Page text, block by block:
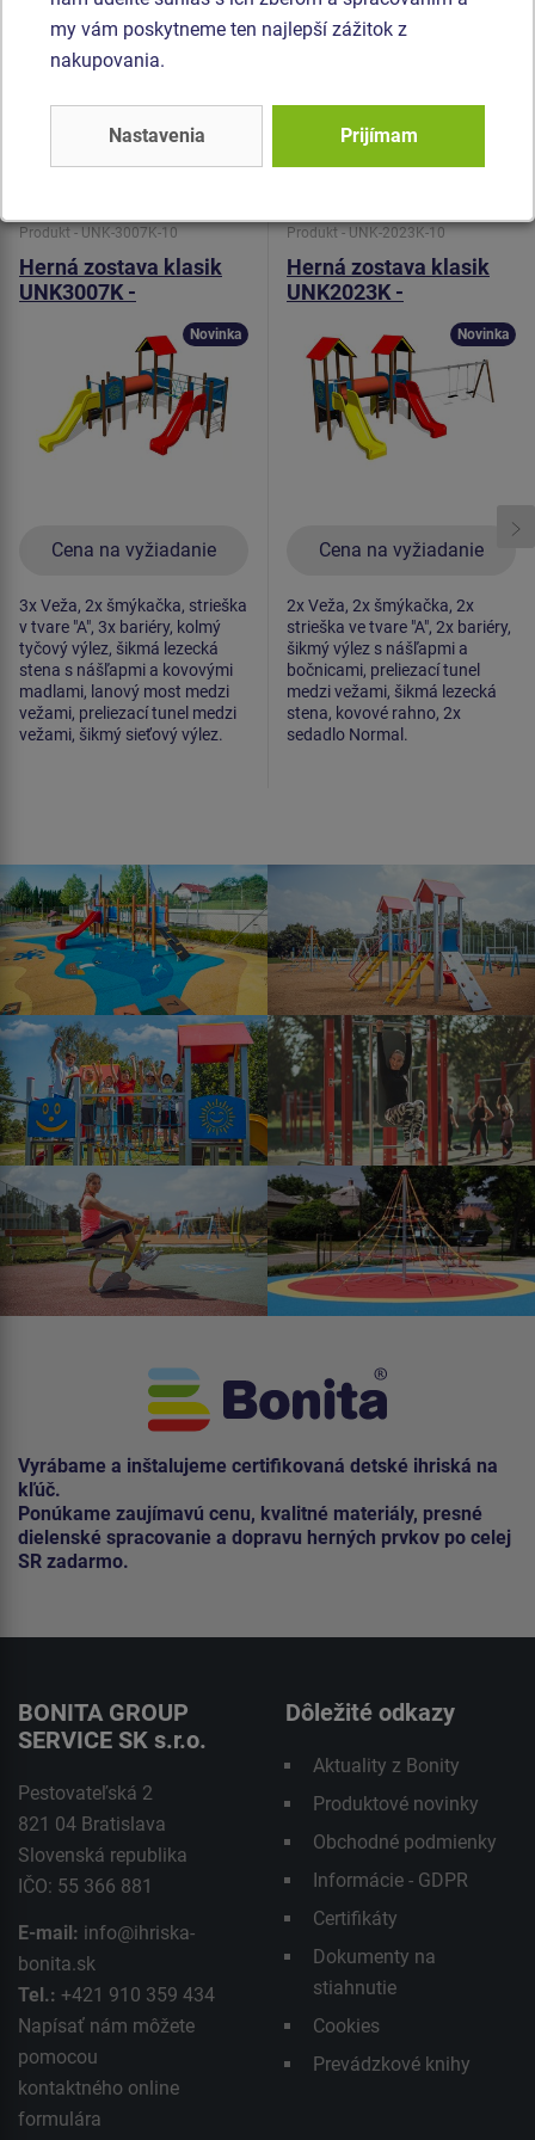
(celo zafarbený polyetylén, ktorý sa vyznačuje vysokou
farebnou stálosťou a odolnosťou proti UV žiareniu). Všetok
Podobnýtovar
Produkt - UNK-3007K-10
Herná zostava klasik
UNK3007K -
Cena na vyžiadanie
Novinka
3x Veža, 2x šmýkačka, strieška
v tvare "A", 3x bariéry, kolmý
tyčový výlez, šikmá lezecká
stena s nášľapmi a kovovými
madlami, lanový most medzi
vežami, preliezací tunel medzi
vežami, šikmý sieťový výlez.
Produkt - UNK-2023K-10
Herná zostava klasik
UNK2023K -
Cena na vyžiadanie
Novinka
2x Veža, 2x šmýkačka, 2x
strieška ve tvare "A", 2x bariéry,
šikmý výlez s nášľapmi a
bočnicami, preliezací tunel
medzi vežami, šikmá lezecká
stena, kovové rahno, 2x
sedadlo Normal.
Vyrábame a inštalujeme certifikovaná detské ihriská na
kľúč.
Ponúkame zaujímavú cenu, kvalitné materiály, presné
dielenské spracovanie a dopravu herných prvkov po celej
SR zadarmo.
BONITA GROUP
SERVICE SK s.r.o.
Pestovateľská 2
821 04 Bratislava
Slovenská republika
IČO: 55 366 881
E-mail: info@ihriska-
bonita.sk
Tel.: +421 910 359 434
Napísať nám môžete
pomocou
kontaktného online
formulára
Dôležité odkazy
Aktuality z Bonity
Produktové novinky
Obchodné podmienky
Informácie - GDPR
Certifikáty
Dokumenty na
stiahnutie
Cookies
Prevádzkové knihy
my vám poskytneme ten najlepší zážitok z
nakupovania.
Nastavenia Prijímam